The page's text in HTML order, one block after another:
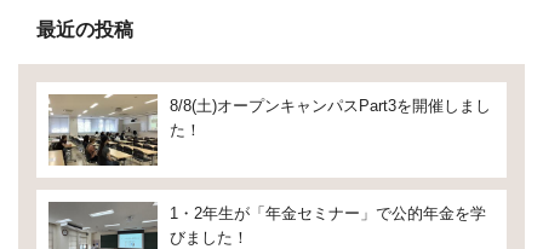
最近の投稿
8/8(土)オープンキャンパスPart3を開催しまし
た！
1・2年生が「年金セミナー」で公的年金を学
びました！